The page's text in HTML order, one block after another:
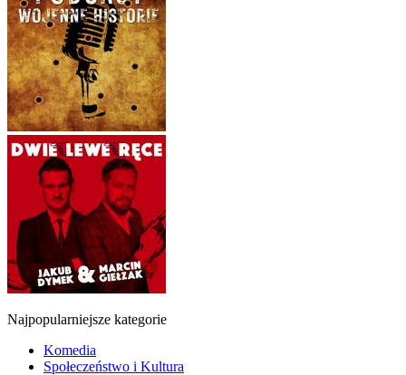
Najpopularniejsze kategorie
Komedia
Społeczeństwo i Kultura